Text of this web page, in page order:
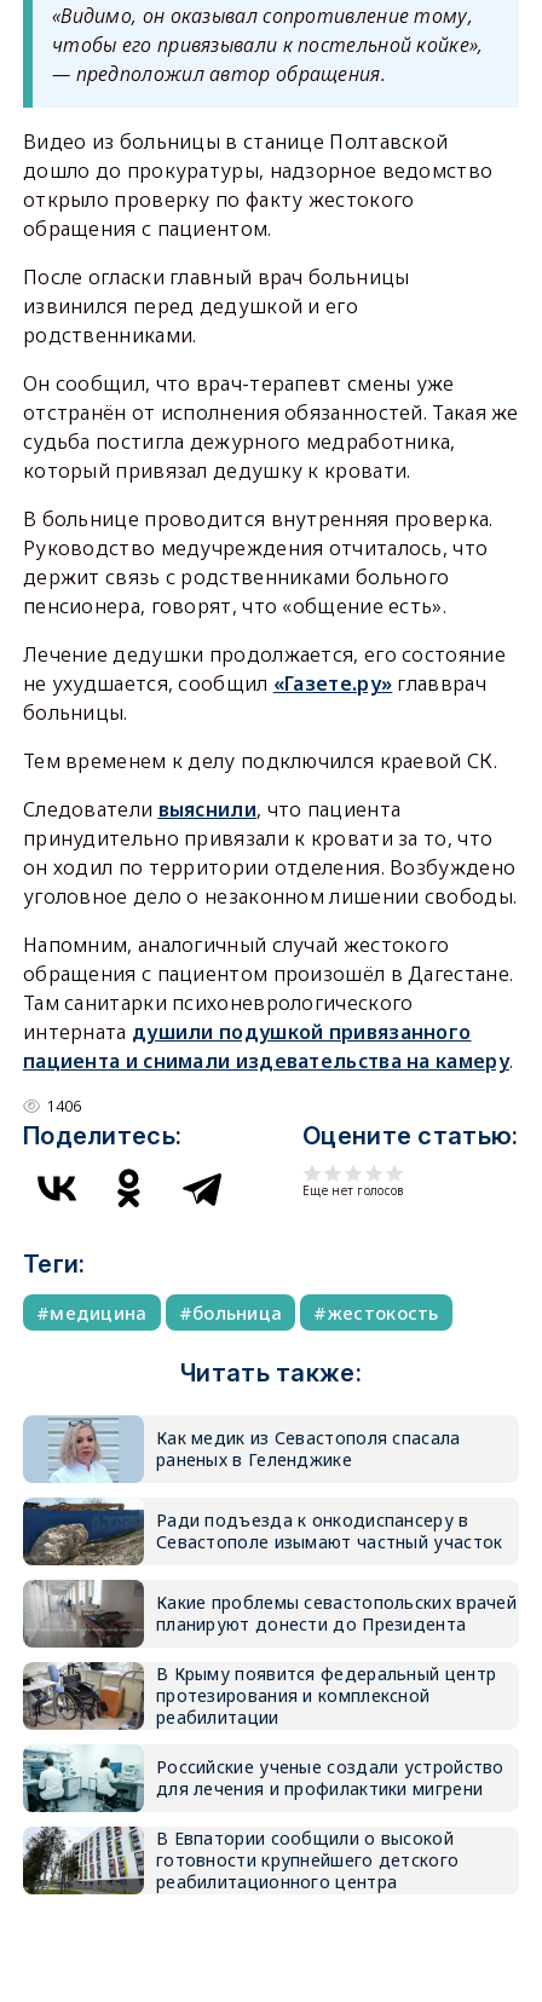
«Видимо, он оказывал сопротивление тому,
чтобы его привязывали к постельной койке»,
— предположил автор обращения.
Видео из больницы в станице Полтавской
дошло до прокуратуры, надзорное ведомство
открыло проверку по факту жестокого
обращения с пациентом.
После огласки главный врач больницы
извинился перед дедушкой и его
родственниками.
Он сообщил, что врач-терапевт смены уже
отстранён от исполнения обязанностей. Такая же
судьба постигла дежурного медработника,
который привязал дедушку к кровати.
В больнице проводится внутренняя проверка.
Руководство медучреждения отчиталось, что
держит связь с родственниками больного
пенсионера, говорят, что «общение есть».
Лечение дедушки продолжается, его состояние
не ухудшается, сообщил «Газете.ру» главврач
больницы.
Тем временем к делу подключился краевой СК.
Следователи выяснили, что пациента
принудительно привязали к кровати за то, что
он ходил по территории отделения. Возбуждено
уголовное дело о незаконном лишении свободы.
Напомним, аналогичный случай жестокого
обращения с пациентом произошёл в Дагестане.
Там санитарки психоневрологического
интерната душили подушкой привязанного
пациента и снимали издевательства на камеру.
1406
Поделитесь: Оцените статью:
Еще нет голосов
Теги:
медицина больница жестокость
Читать также:
Как медик из Севастополя спасала
раненых в Геленджике
Ради подъезда к онкодиспансеру в
Севастополе изымают частный участок
Какие проблемы севастопольских врачей
планируют донести до Президента
В Крыму появится федеральный центр
протезирования и комплексной
реабилитации
Российские ученые создали устройство
для лечения и профилактики мигрени
В Евпатории сообщили о высокой
готовности крупнейшего детского
реабилитационного центра